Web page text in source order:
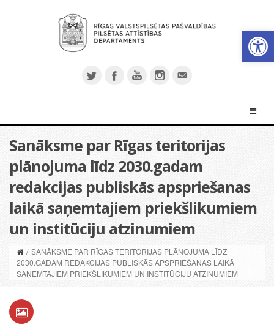
Sanāksme par Rīgas teritorijas
plānojuma līdz 2030.gadam
redakcijas publiskās apspriešanas
laikā saņemtajiem priekšlikumiem
un institūciju atzinumiem
/ SANĀKSME PAR RĪGAS TERITORIJAS PLĀNOJUMA LĪDZ
2030.GADAM REDAKCIJAS PUBLISKĀS APSPRIEŠANAS LAIKĀ
SAŅEMTAJIEM PRIEKŠLIKUMIEM UN INSTITŪCIJU ATZINUMIEM